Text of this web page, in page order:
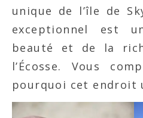
unique de l’île de
exceptionnel est
beauté et de la
l’Écosse. Vous
pourquoi cet endroit